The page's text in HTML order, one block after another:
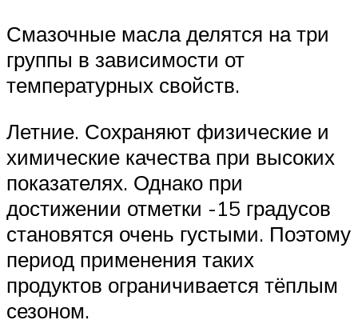
Смазочные масла делятся на три
группы в зависимости от
температурных свойств.
Летние. Сохраняют физические и
химические качества при высоких
показателях. Однако при
достижении отметки -15 градусов
становятся очень густыми. Поэтому
период применения таких
продуктов ограничивается тёплым
сезоном.